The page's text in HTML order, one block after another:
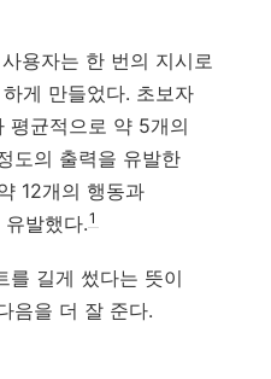
용자는 한 번의 지시로
게 만들었다. 초보자
평균적으로 약 5개의
도의 출력을 유발한
12개의 행동과
발했다.1
를 길게 썼다는 뜻이
음을 더 잘 준다.